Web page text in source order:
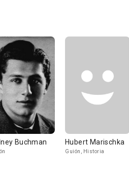
Buchman Hubert Marischka
Guión, Historia